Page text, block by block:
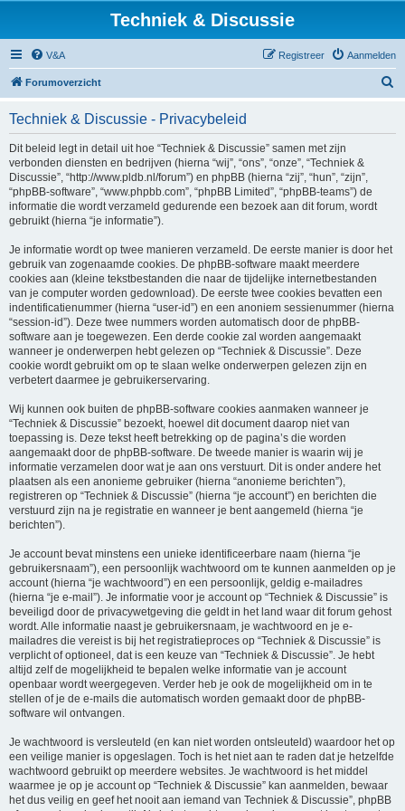
Techniek & Discussie
V&A Aanmelden
Registreer
Forumoverzicht
Techniek & Discussie - Privacybeleid
Dit beleid legt in detail uit hoe “Techniek & Discussie” samen met zijn
verbonden diensten en bedrijven (hierna “wij”, “ons”, “onze”, “Techniek &
Discussie”, “http://www.pldb.nl/forum”) en phpBB (hierna “zij”, “hun”, “zijn”,
“phpBB-software”, “www.phpbb.com”, “phpBB Limited”, “phpBB-teams”) de
informatie die wordt verzameld gedurende een bezoek aan dit forum, wordt
gebruikt (hierna “je informatie”).
Je informatie wordt op twee manieren verzameld. De eerste manier is door het
gebruik van zogenaamde cookies. De phpBB-software maakt meerdere
cookies aan (kleine tekstbestanden die naar de tijdelijke internetbestanden
van je computer worden gedownload). De eerste twee cookies bevatten een
indentificatienummer (hierna “user-id”) en een anoniem sessienummer (hierna
“session-id”). Deze twee nummers worden automatisch door de phpBB-
software aan je toegewezen. Een derde cookie zal worden aangemaakt
wanneer je onderwerpen hebt gelezen op “Techniek & Discussie”. Deze
cookie wordt gebruikt om op te slaan welke onderwerpen gelezen zijn en
verbetert daarmee je gebruikerservaring.
Wij kunnen ook buiten de phpBB-software cookies aanmaken wanneer je
“Techniek & Discussie” bezoekt, hoewel dit document daarop niet van
toepassing is. Deze tekst heeft betrekking op de pagina’s die worden
aangemaakt door de phpBB-software. De tweede manier is waarin wij je
informatie verzamelen door wat je aan ons verstuurt. Dit is onder andere het
plaatsen als een anonieme gebruiker (hierna “anonieme berichten”),
registreren op “Techniek & Discussie” (hierna “je account”) en berichten die
verstuurd zijn na je registratie en wanneer je bent aangemeld (hierna “je
berichten”).
Je account bevat minstens een unieke identificeerbare naam (hierna “je
gebruikersnaam”), een persoonlijk wachtwoord om te kunnen aanmelden op je
account (hierna “je wachtwoord”) en een persoonlijk, geldig e-mailadres
(hierna “je e-mail”). Je informatie voor je account op “Techniek & Discussie” is
beveiligd door de privacywetgeving die geldt in het land waar dit forum gehost
wordt. Alle informatie naast je gebruikersnaam, je wachtwoord en je e-
mailadres die vereist is bij het registratieproces op “Techniek & Discussie” is
verplicht of optioneel, dat is een keuze van “Techniek & Discussie”. Je hebt
altijd zelf de mogelijkheid te bepalen welke informatie van je account
openbaar wordt weergegeven. Verder heb je ook de mogelijkheid om in te
stellen of je de e-mails die automatisch worden gemaakt door de phpBB-
software wil ontvangen.
Je wachtwoord is versleuteld (en kan niet worden ontsleuteld) waardoor het op
een veilige manier is opgeslagen. Toch is het niet aan te raden dat je hetzelfde
wachtwoord gebruikt op meerdere websites. Je wachtwoord is het middel
waarmee je op je account op “Techniek & Discussie” kan aanmelden, bewaar
het dus veilig en geef het nooit aan iemand van Techniek & Discussie”, phpBB